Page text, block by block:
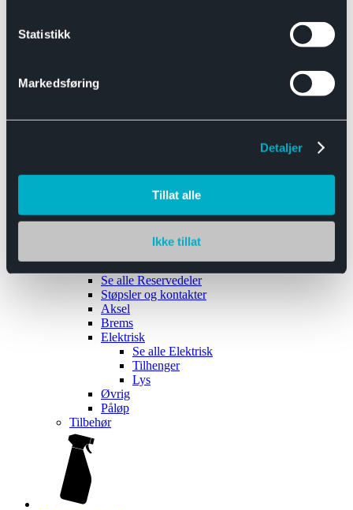
Statistikk
Markedsføring
Detaljer
Tillat alle
Ikke tillat
Båthengere
Reservedeler
Se alle Reservedeler
Støpsler og kontakter
Aksel
Brems
Elektrisk
Se alle Elektrisk
Tilhenger
Lys
Øvrig
Påløp
Tilbehør